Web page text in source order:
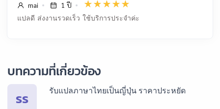
mai 1 ปี
แปลดี ส่งงานรวดเร็ว ใช้บริการประจำค่ะ
บทความที่เกี่ยวข้อง
รร รับแปลภาษาไทยเป็นญี่ปุ่น ราคาประหยัด